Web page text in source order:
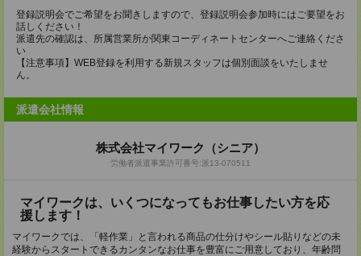
登録説明会でご希望をお聞きしますので、登録説明会参加時にはご要望をお
話しください！
派遣先の確認は、所属営業所か関東コーディネートセンターへご連絡くださ
い
【注意事項】WEB登録を利用する新規スタッフは個別面談をいたしませ
ん。
派遣会社情報
株式会社マイワーク（シニア）
労働者派遣事業許可番号:派13-070511
マイワークは、いくつになってもお仕事したい方を応
援します！
マイワークでは、「軽作業」と言われる商品の仕分けやシール貼りなどの未
経験からスタートできるカンタンなお仕事を豊富にご用意しており、年齢問